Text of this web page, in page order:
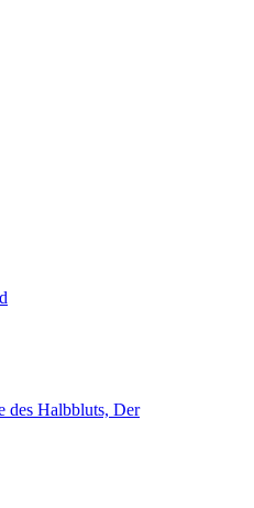
des Halbbluts, Der